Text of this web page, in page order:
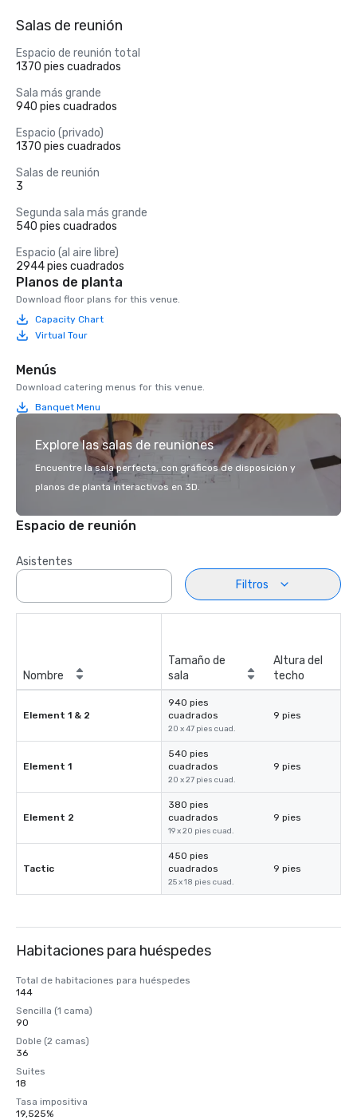
Salas de reunión
Espacio de reunión total
1370 pies cuadrados
Sala más grande
940 pies cuadrados
Espacio (privado)
1370 pies cuadrados
Salas de reunión
3
Segunda sala más grande
540 pies cuadrados
Espacio (al aire libre)
2944 pies cuadrados
Planos de planta
Download floor plans for this venue.
Capacity Chart
Virtual Tour
Menús
Download catering menus for this venue.
Banquet Menu
Explore las salas de reuniones
Encuentre la sala perfecta, con gráficos de disposición y
planos de planta interactivos en 3D.
Espacio de reunión
Asistentes
Filtros
Nombre
Tamaño de
sala
Altura del
techo
Element 1 & 2
940 pies
cuadrados
20 x 47 pies cuad.
9 pies
Element 1
540 pies
cuadrados
20 x 27 pies cuad.
9 pies
Element 2
380 pies
cuadrados
19 x 20 pies cuad.
9 pies
Tactic
450 pies
cuadrados
25 x 18 pies cuad.
9 pies
Habitaciones para huéspedes
Total de habitaciones para huéspedes
144
Sencilla (1 cama)
90
Doble (2 camas)
36
Suites
18
Tasa impositiva
19,525%